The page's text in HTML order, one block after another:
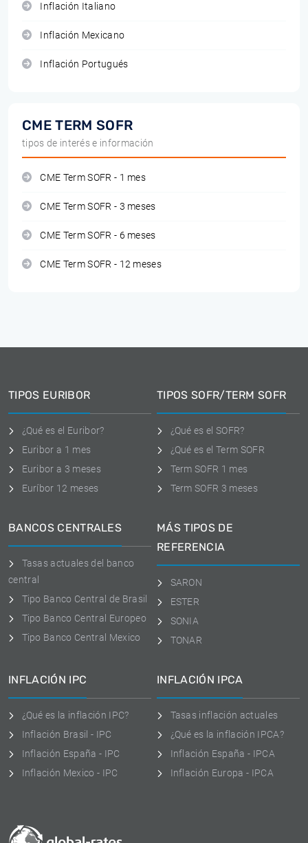
Inflación Italiano
Inflación Mexicano
Inflación Portugués
CME TERM SOFR
tipos de interés e información
CME Term SOFR - 1 mes
CME Term SOFR - 3 meses
CME Term SOFR - 6 meses
CME Term SOFR - 12 meses
TIPOS EURIBOR
¿Qué es el Euribor?
Euribor a 1 mes
Euribor a 3 meses
Euríbor 12 meses
TIPOS SOFR/TERM SOFR
¿Qué es el SOFR?
¿Qué es el Term SOFR
Term SOFR 1 mes
Term SOFR 3 meses
BANCOS CENTRALES
Tasas actuales del banco
central
Tipo Banco Central de Brasil
Tipo Banco Central Europeo
Tipo Banco Central Mexico
MÁS TIPOS DE
REFERENCIA
SARON
ESTER
SONIA
TONAR
INFLACIÓN IPC
¿Qué es la inflación IPC?
Inflación Brasil - IPC
Inflación España - IPC
Inflación Mexico - IPC
INFLACIÓN IPCA
Tasas inflación actuales
¿Qué es la inflación IPCA?
Inflación España - IPCA
Inflación Europa - IPCA